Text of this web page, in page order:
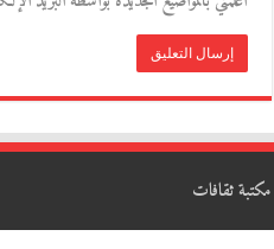
مكتبة ثقافات